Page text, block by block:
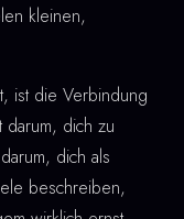
kleinen,
ist die Verbindung
darum, dich zu
dich als
beschreiben,